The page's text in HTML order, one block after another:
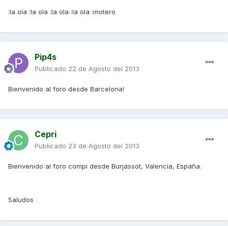
:la ola :la ola :la ola :la ola :motero
Pip4s
Publicado 22 de Agosto del 2013
Bienvenido al foro desde Barcelona!
Cepri
Publicado 23 de Agosto del 2013
Bienvenido al foro compi desde Burjassot, Valencia, España.
Saludos